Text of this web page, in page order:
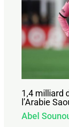
1,4 milliard
l’Arabie
Abel